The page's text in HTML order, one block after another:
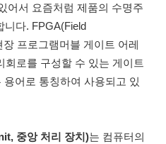
어서 요즘처럼 제품의 수명주
니다. FPGA(Field
프로그램머블 게이트 어레
회로를 구성할 수 있는 게이트
어로 통칭하여 사용되고 있
중앙 처리 장치)는 컴퓨터의